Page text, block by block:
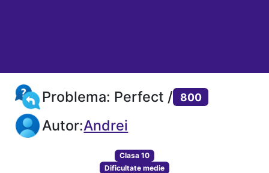
Problema: Perfect / 800
Autor:Andrei
Clasa 10
Dificultate medie